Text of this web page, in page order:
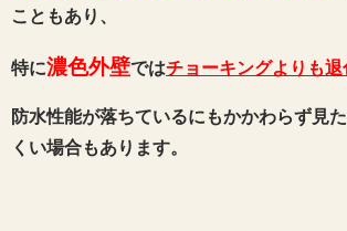
こともあり、
特に濃色外壁ではチョーキングよりも
防水性能が落ちているにもかかわらず見
くい場合もあります。